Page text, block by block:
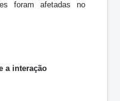
foram afetadas no
a interação